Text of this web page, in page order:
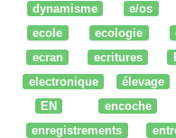
dynamisme
e/os
ecole
ecologie
ecran
ecritures
electronique
élevage
EN
encoche
enregistrements